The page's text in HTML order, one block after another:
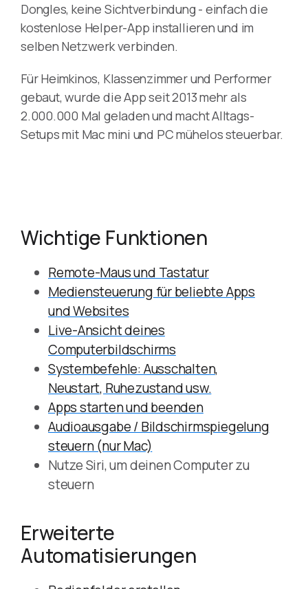
Dongles, keine Sichtverbindung - einfach die
kostenlose Helper-App installieren und im
selben Netzwerk verbinden.
Für Heimkinos, Klassenzimmer und Performer
gebaut, wurde die App seit 2013 mehr als
2.000.000 Mal geladen und macht Alltags-
Setups mit Mac mini und PC mühelos steuerbar.
Wichtige Funktionen
Remote-Maus und Tastatur
Mediensteuerung für beliebte Apps
und Websites
Live-Ansicht deines
Computerbildschirms
Systembefehle: Ausschalten,
Neustart, Ruhezustand usw.
Apps starten und beenden
Audioausgabe / Bildschirmspiegelung
steuern (nur Mac)
Nutze Siri, um deinen Computer zu
steuern
Erweiterte
Automatisierungen